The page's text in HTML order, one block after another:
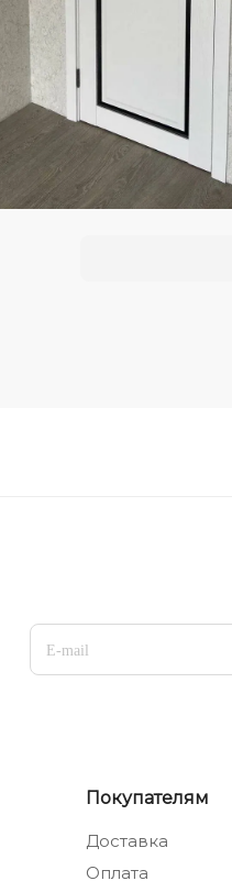
Покупателям
Доставка
Оплата